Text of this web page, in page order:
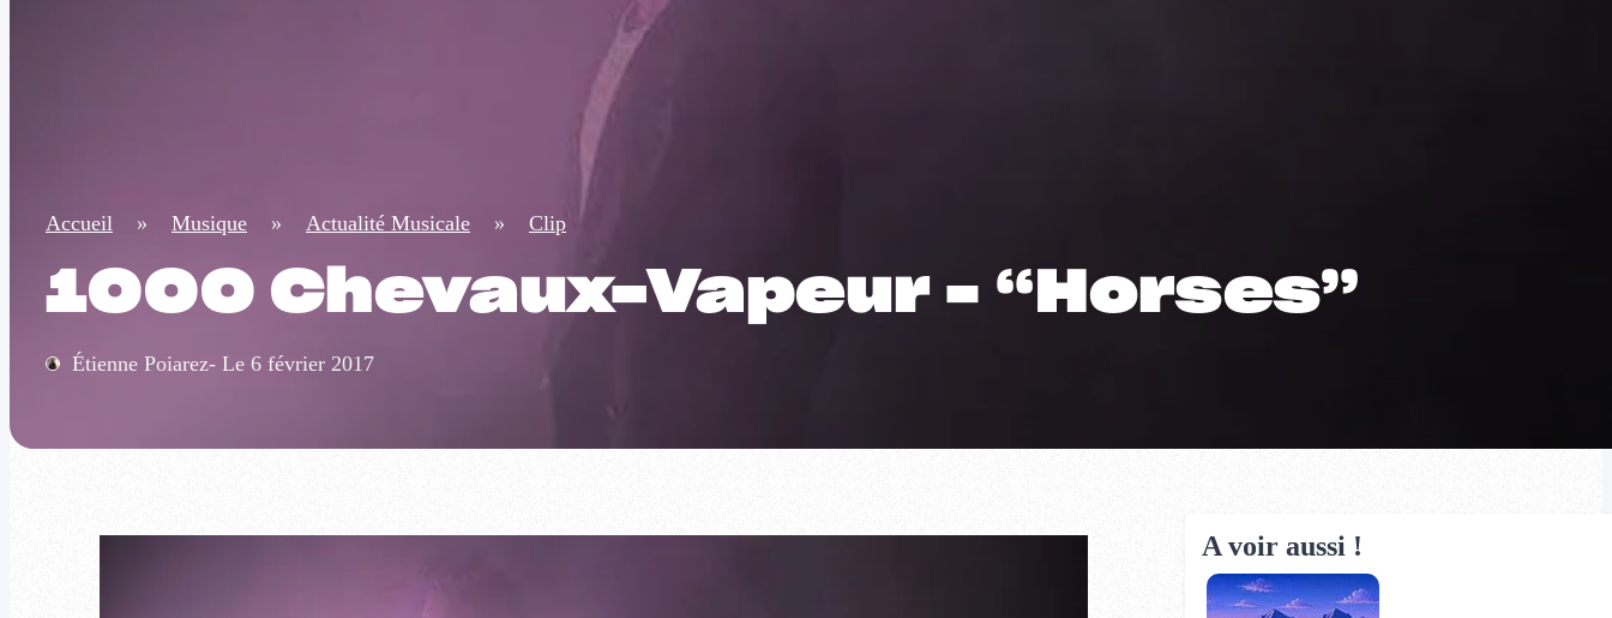
Accueil » Musique » Actualité Musicale » Clip
1000 Chevaux-Vapeur – “Horses”
Étienne Poiarez- Le 6 février 2017
A voir aussi !